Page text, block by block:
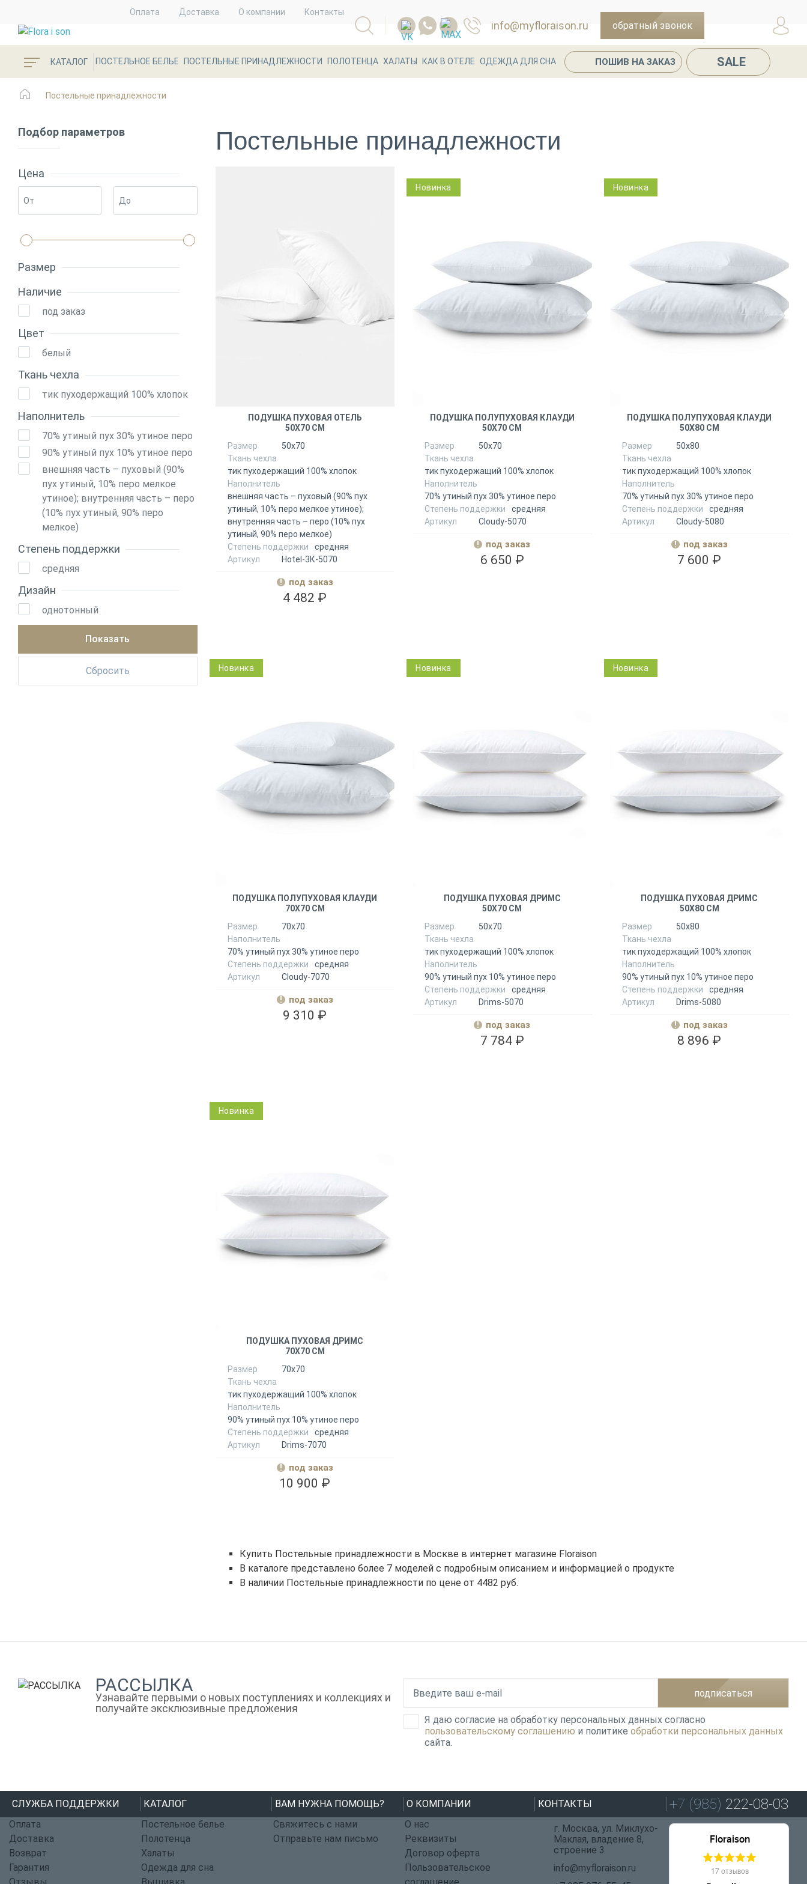
Оплата Доставка О компании Контакты
info@myfloraison.ru обратный звонок
КАТАЛОГ ПОСТЕЛЬНОЕ БЕЛЬЕ ПОСТЕЛЬНЫЕ ПРИНАДЛЕЖНОСТИ ПОЛОТЕНЦА ХАЛАТЫ КАК В ОТЕЛЕ ОДЕЖДА ДЛЯ СНА ПОШИВ НА ЗАКАЗ SALE
Постельные принадлежности
Подбор параметров
Цена
Размер
Наличие
под заказ
Цвет
белый
Ткань чехла
тик пуходержащий 100% хлопок
Наполнитель
70% утиный пух 30% утиное перо
90% утиный пух 10% утиное перо
внешняя часть – пуховый (90%
пух утиный, 10% перо мелкое
утиное); внутренняя часть – перо
(10% пух утиный, 90% перо
мелкое)
Степень поддержки
средняя
Дизайн
однотонный
Постельные принадлежности
ПОДУШКА ПУХОВАЯ ОТЕЛЬ
50Х70 СМ
Размер
50х70
Ткань чехла
тик пуходержащий 100% хлопок
Наполнитель
внешняя часть – пуховый (90% пух
утиный, 10% перо мелкое утиное);
внутренняя часть – перо (10% пух
утиный, 90% перо мелкое)
Степень поддержки
средняя
Артикул
Hotel-3К-5070
под заказ
4 482 ₽
Новинка
ПОДУШКА ПОЛУПУХОВАЯ КЛАУДИ
50Х70 СМ
Размер
50х70
Ткань чехла
тик пуходержащий 100% хлопок
Наполнитель
70% утиный пух 30% утиное перо
Степень поддержки
средняя
Артикул
Сloudy-5070
под заказ
6 650 ₽
Новинка
ПОДУШКА ПОЛУПУХОВАЯ КЛАУДИ
50Х80 СМ
Размер
50х80
Ткань чехла
тик пуходержащий 100% хлопок
Наполнитель
70% утиный пух 30% утиное перо
Степень поддержки
средняя
Артикул
Сloudy-5080
под заказ
7 600 ₽
Новинка
ПОДУШКА ПОЛУПУХОВАЯ КЛАУДИ
70Х70 СМ
Размер
70х70
Наполнитель
70% утиный пух 30% утиное перо
Степень поддержки
средняя
Артикул
Сloudy-7070
под заказ
9 310 ₽
Новинка
ПОДУШКА ПУХОВАЯ ДРИМС
50Х70 СМ
Размер
50х70
Ткань чехла
тик пуходержащий 100% хлопок
Наполнитель
90% утиный пух 10% утиное перо
Степень поддержки
средняя
Артикул
Drims-5070
под заказ
7 784 ₽
Новинка
ПОДУШКА ПУХОВАЯ ДРИМС
50Х80 СМ
Размер
50х80
Ткань чехла
тик пуходержащий 100% хлопок
Наполнитель
90% утиный пух 10% утиное перо
Степень поддержки
средняя
Артикул
Drims-5080
под заказ
8 896 ₽
Новинка
ПОДУШКА ПУХОВАЯ ДРИМС
70Х70 СМ
Размер
70х70
Ткань чехла
тик пуходержащий 100% хлопок
Наполнитель
90% утиный пух 10% утиное перо
Степень поддержки
средняя
Артикул
Drims-7070
под заказ
10 900 ₽
Купить Постельные принадлежности в Москве в интернет магазине Floraison
В каталоге представлено более 7 моделей с подробным описанием и информацией о продукте
В наличии Постельные принадлежности по цене от 4482 руб.
РАССЫЛКА
Узнавайте первыми о новых поступлениях и коллекциях и
получайте эксклюзивные предложения
подписаться
Я даю согласие на обработку персональных данных согласно
пользовательскому соглашению и политике обработки персональных данных
сайта.
СЛУЖБА ПОДДЕРЖКИ КАТАЛОГ ВАМ НУЖНА ПОМОЩЬ? О КОМПАНИИ КОНТАКТЫ +7 (985) 222-08-03
Оплата
Доставка
Возврат
Гарантия
Постельное белье
Полотенца
Халаты
Одежда для сна
Свяжитесь с нами
Отправьте нам письмо
О нас
Реквизиты
Договор оферта
Пользовательское
г. Москва, ул. Миклухо-
Маклая, владение 8,
строение 3
info@myfloraison.ru